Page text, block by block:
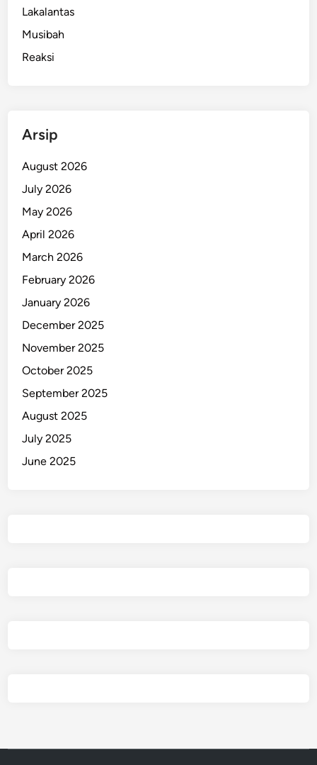
R
t
u
i
M
n
a
d
Lakalantas
Musibah
Reaksi
Arsip
August 2026
July 2026
May 2026
April 2026
March 2026
February 2026
January 2026
December 2025
November 2025
October 2025
September 2025
August 2025
July 2025
June 2025